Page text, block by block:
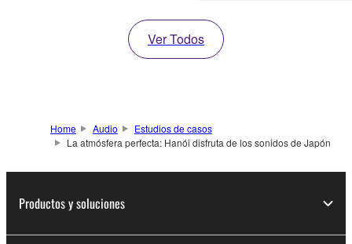
Ver Todos
Home Audio
Estudios de casos
La atmósfera perfecta: Hanói disfruta de los sonidos de Japón
Productos y soluciones